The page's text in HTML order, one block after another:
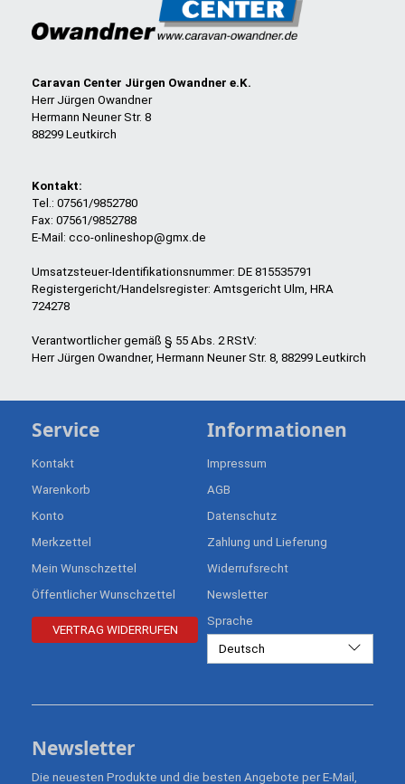
Caravan Center Jürgen Owandner e.K.
Herr Jürgen Owandner
Hermann Neuner Str. 8
88299 Leutkirch
Kontakt:
Tel.: 07561/9852780
Fax: 07561/9852788
E-Mail: cco-onlineshop@gmx.de
Umsatzsteuer-Identifikationsnummer: DE 815535791
Registergericht/Handelsregister: Amtsgericht Ulm, HRA
724278
Verantwortlicher gemäß § 55 Abs. 2 RStV:
Herr Jürgen Owandner, Hermann Neuner Str. 8, 88299 Leutkirch
Service
Kontakt
Warenkorb
Konto
Merkzettel
Mein Wunschzettel
Öffentlicher Wunschzettel
VERTRAG WIDERRUFEN
Informationen
Impressum
AGB
Datenschutz
Zahlung und Lieferung
Widerrufsrecht
Newsletter
Sprache
Deutsch
Newsletter
Die neuesten Produkte und die besten Angebote per E-Mail,